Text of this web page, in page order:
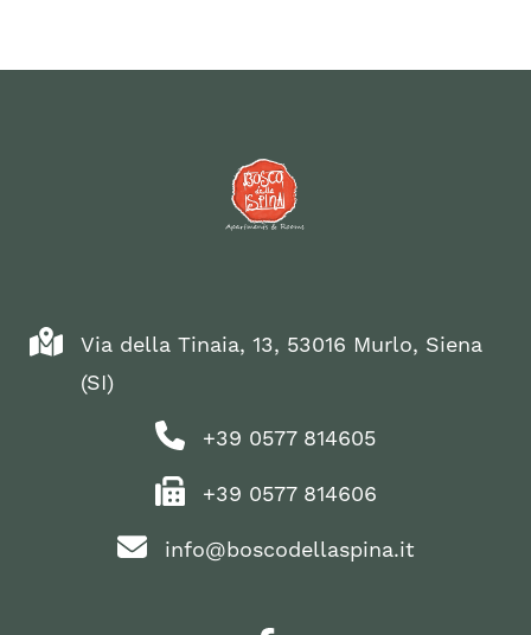
Via della Tinaia, 13, 53016 Murlo, Siena
(SI)
+39 0577 814605
+39 0577 814606
info@boscodellaspina.it